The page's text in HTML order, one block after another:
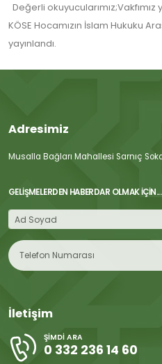
Değerli
KÖSE Hocamızın İslam Hukuku
yayınlandı.
Adresimiz
Musalla Bağları Mahallesi Sarnıç
GELIŞMELERDEN HABERDAR OLMAK İÇIN...
İletişim
ŞIMDI ARA
0 332 236 14 60